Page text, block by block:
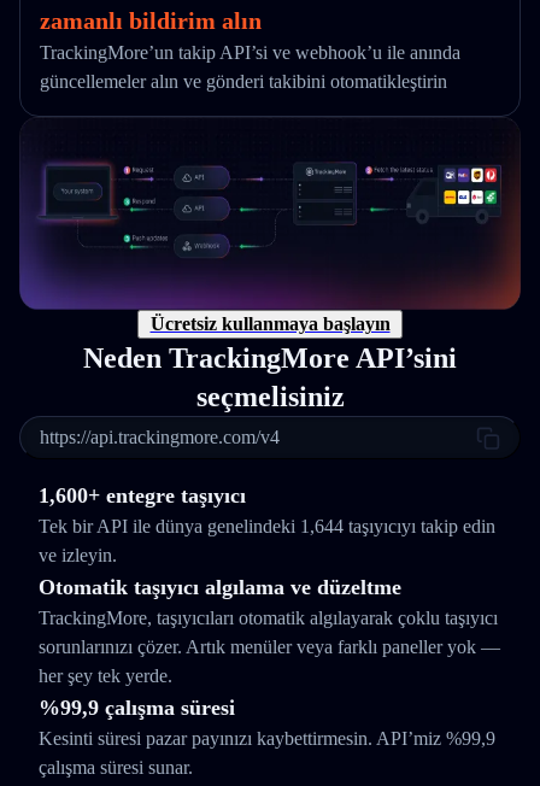
zamanlı bildirim alın
TrackingMore’un takip API’si ve webhook’u ile anında
güncellemeler alın ve gönderi takibini otomatikleştirin
Ücretsiz kullanmaya başlayın
Neden TrackingMore API’sini
seçmelisiniz
https://api.trackingmore.com/v4
1,600+ entegre taşıyıcı
Tek bir API ile dünya genelindeki 1,644 taşıyıcıyı takip edin
ve izleyin.
Otomatik taşıyıcı algılama ve düzeltme
TrackingMore, taşıyıcıları otomatik algılayarak çoklu taşıyıcı
sorunlarınızı çözer. Artık menüler veya farklı paneller yok —
her şey tek yerde.
%99,9 çalışma süresi
Kesinti süresi pazar payınızı kaybettirmesin. API’miz %99,9
çalışma süresi sunar.